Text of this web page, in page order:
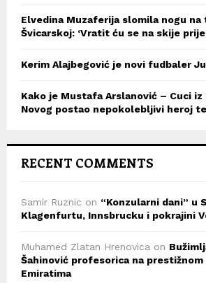
Elvedina Muzaferija slomila nogu na
Švicarskoj: ‘Vratit ću se na skije
Kerim Alajbegović je novi fudbaler
Kako je Mustafa Arslanović – Cuci iz
Novog postao nepokolebljivi heroj
RECENT COMMENTS
Samir Ruznic on “Konzularni dani” u
Klagenfurtu, Innsbrucku i pokrajini
Muhamed Zlatan Hrenovica on
Šahinović profesorica na
Emiratima